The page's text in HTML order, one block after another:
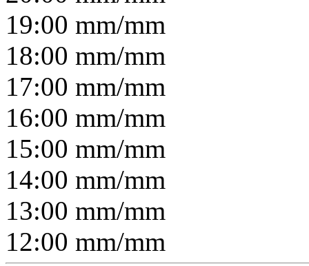
19:00 mm/mm
18:00 mm/mm
17:00 mm/mm
16:00 mm/mm
15:00 mm/mm
14:00 mm/mm
13:00 mm/mm
12:00 mm/mm